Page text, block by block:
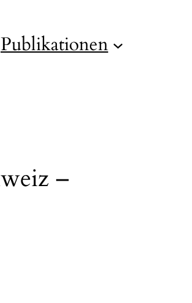
Publikationen
–